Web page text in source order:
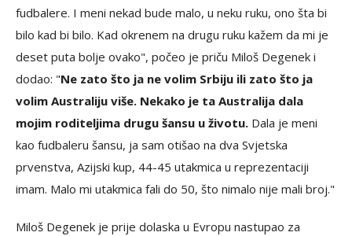
fudbalere. I meni nekad bude malo, u neku ruku, ono šta bi
bilo kad bi bilo. Kad okrenem na drugu ruku kažem da mi je
deset puta bolje ovako", počeo je priču Miloš Degenek i
dodao: "Ne zato što ja ne volim Srbiju ili zato što ja
volim Australiju više. Nekako je ta Australija dala
mojim roditeljima drugu šansu u životu. Dala je meni
kao fudbaleru šansu, ja sam otišao na dva Svjetska
prvenstva, Azijski kup, 44-45 utakmica u reprezentaciji
imam. Malo mi utakmica fali do 50, što nimalo nije mali broj."
Miloš Degenek je prije dolaska u Evropu nastupao za